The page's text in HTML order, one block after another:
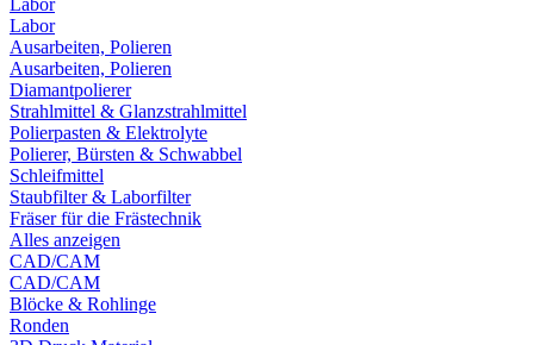
Labor
Labor
Ausarbeiten, Polieren
Ausarbeiten, Polieren
Diamantpolierer
Strahlmittel & Glanzstrahlmittel
Polierpasten & Elektrolyte
Polierer, Bürsten & Schwabbel
Schleifmittel
Staubfilter & Laborfilter
Fräser für die Frästechnik
Alles anzeigen
CAD/CAM
CAD/CAM
Blöcke & Rohlinge
Ronden